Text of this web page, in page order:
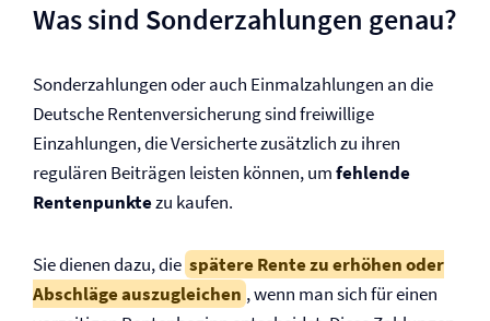
Was sind Sonderzahlungen genau?
Sonderzahlungen oder auch Einmalzahlungen an die
Deutsche Renten­versicherung sind freiwillige
Einzahlungen, die Versicherte zusätzlich zu ihren
regulären Beiträgen leisten können, umfehlende
Rentenpunktezu kaufen.
Sie dienen dazu, die spätere Rente zu erhöhen oder
Abschläge auszugleichen , wenn man sich für einen